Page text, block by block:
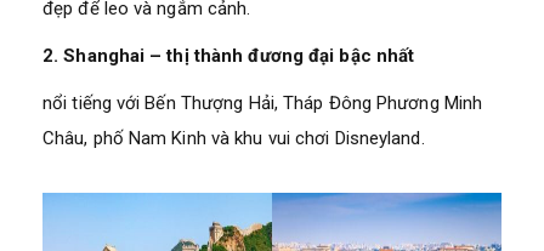
đẹp để leo và ngắm cảnh.
2. Shanghai – thị thành đương đại bậc nhất
nổi tiếng với Bến Thượng Hải, Tháp Đông Phương Minh
Châu, phố Nam Kinh và khu vui chơi Disneyland.